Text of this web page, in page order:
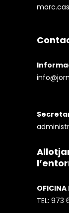
OFICINA
TEL: 973